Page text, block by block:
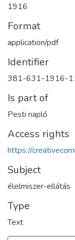
1916
Format
application/pdf
Identifier
381-631-1916-
Is part of
Pesti napló
Access rights
https://
Subject
élelmiszer-ellátás
Type
Text